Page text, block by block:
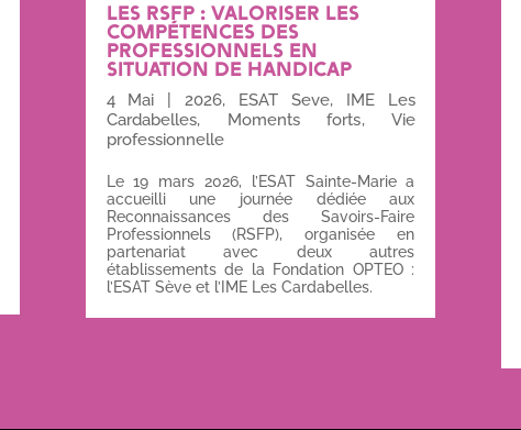
LES RSFP : VALORISER LES
COMPÉTENCES DES
PROFESSIONNELS EN
SITUATION DE HANDICAP
4 Mai |2026, ESAT Seve,
IME Les
Cardabelles, Moments forts, Vie
professionnelle
Le 19 mars 2026, l’ESAT Sainte-Marie a
accueilli une journée dédiée aux
Reconnaissances des Savoirs-Faire
Professionnels (RSFP), organisée en
partenariat avec deux autres
établissements de la Fondation OPTEO :
l’ESAT Sève et l’IME Les Cardabelles.